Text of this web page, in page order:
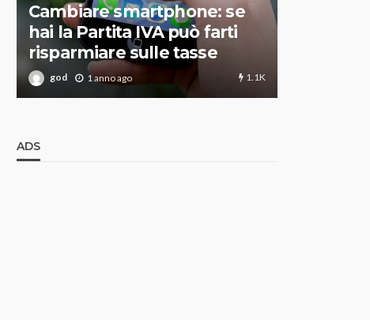
Cambiare smartphone: se
hai la Partita IVA può farti
risparmiare sulle tasse
god 1 anno ago 1.1K
ADS